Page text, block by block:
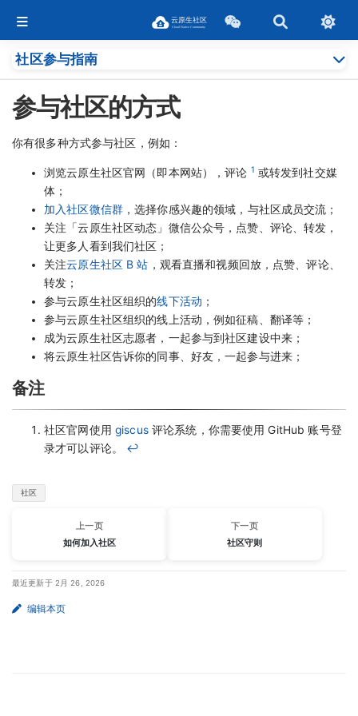
社区参与指南
参与社区的方式
你有很多种方式参与社区，例如：
浏览云原生社区官网（即本网站），评论 1 或转发到社交媒
体；
加入社区微信群，选择你感兴趣的领域，与社区成员交流；
关注「云原生社区动态」微信公众号，点赞、评论、转发，
让更多人看到我们社区；
关注云原生社区 B 站 ，观看直播和视频回放，点赞、评论、
转发；
参与云原生社区组织的线下活动 ；
参与云原生社区组织的线上活动，例如征稿、翻译等；
成为云原生社区志愿者，一起参与到社区建设中来；
将云原生社区告诉你的同事、好友，一起参与进来；
备注
社区官网使用 giscus评论系统，你需要使用 GitHub 账号登
录才可以评论。 ↩︎
社区
上一页
如何加入社区
下一页
社区守则
最近更新于 2月 26, 2026
编辑本页